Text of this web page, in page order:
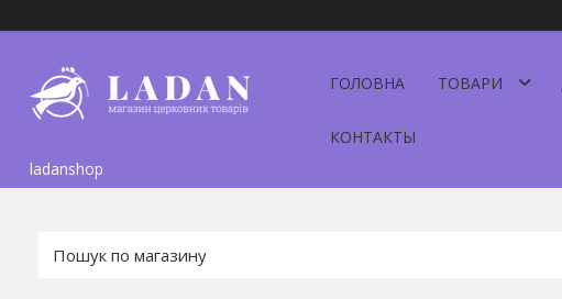
ladanshop
ГОЛОВНА ТОВАРИ
КОНТАКТЫ